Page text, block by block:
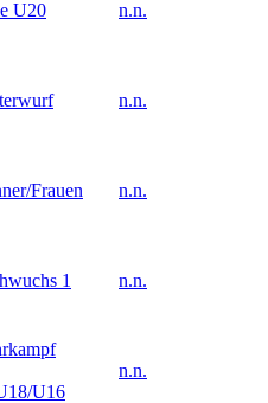
U20 n.n.
n.n.
Frauen n.n.
1 n.n.
U16
n.n.